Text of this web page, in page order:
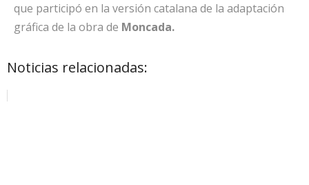
que participó en la versión catalana de la adaptación
gráfica de la obra de Moncada.
Noticias relacionadas: